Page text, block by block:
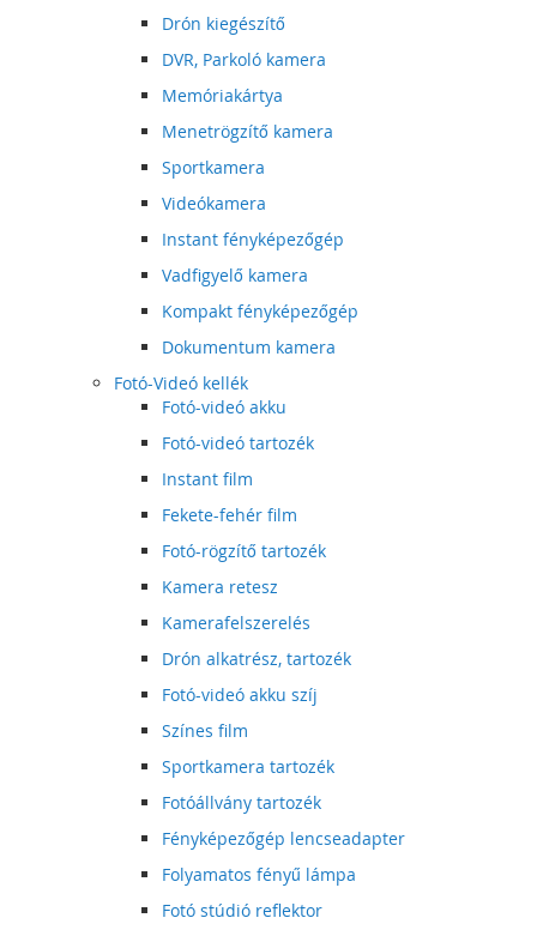
Drón kiegészítő
DVR, Parkoló kamera
Memóriakártya
Menetrögzítő kamera
Sportkamera
Videókamera
Instant fényképezőgép
Vadfigyelő kamera
Kompakt fényképezőgép
Dokumentum kamera
Fotó-Videó kellék
Fotó-videó akku
Fotó-videó tartozék
Instant film
Fekete-fehér film
Fotó-rögzítő tartozék
Kamera retesz
Kamerafelszerelés
Drón alkatrész, tartozék
Fotó-videó akku szíj
Színes film
Sportkamera tartozék
Fotóállvány tartozék
Fényképezőgép lencseadapter
Folyamatos fényű lámpa
Fotó stúdió reflektor